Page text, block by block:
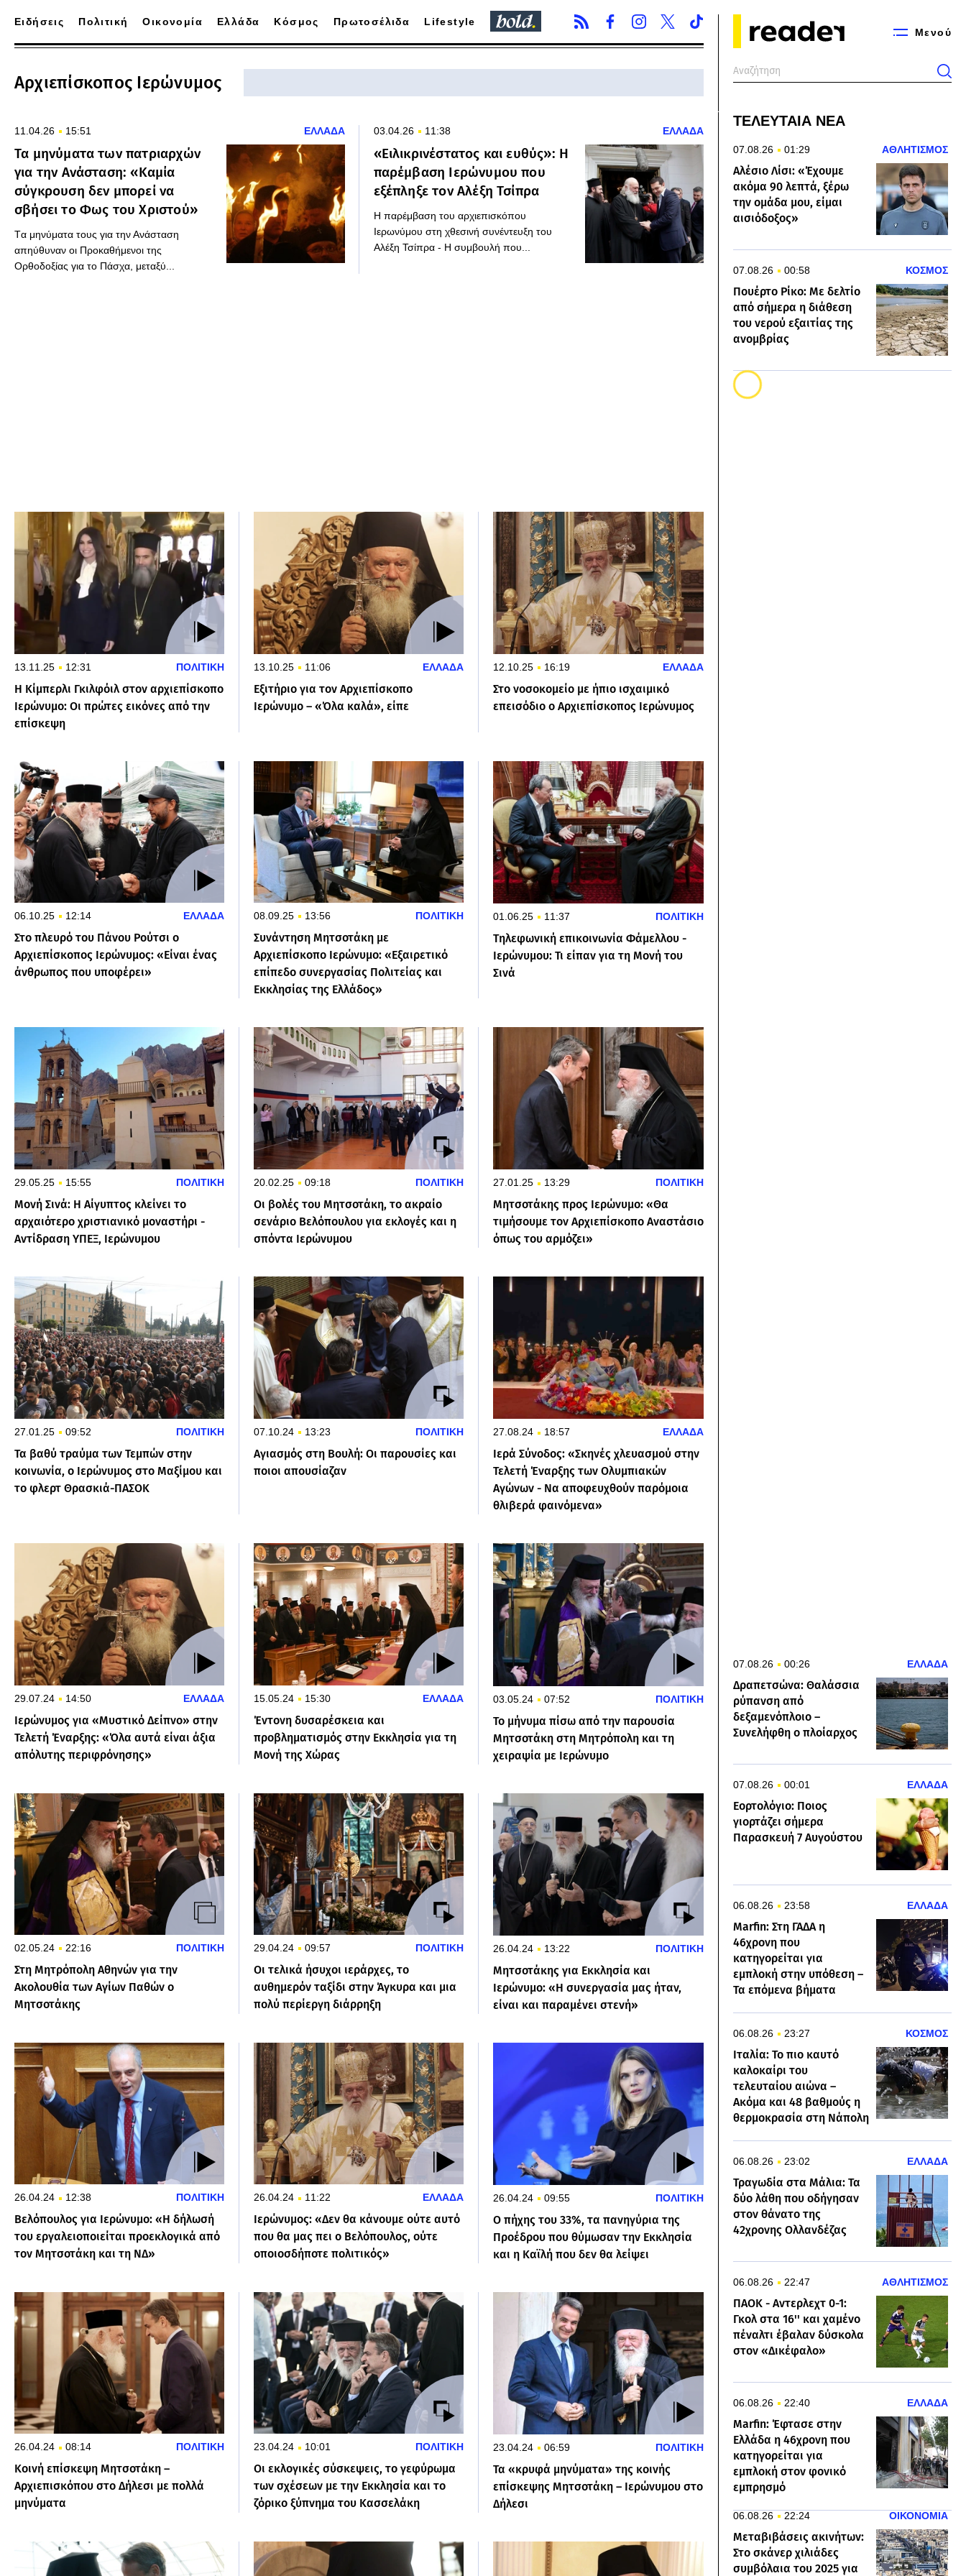
Μενού
Ειδήσεις Πολιτική Οικονομία Ελλάδα Κόσμος Πρωτοσέλιδα Lifestyle
Αρχιεπίσκοπος Ιερώνυμος
11.04.26 15:51 ΕΛΛΑΔΑ
Τα μηνύματα των πατριαρχών
για την Ανάσταση: «Καμία
σύγκρουση δεν μπορεί να
σβήσει το Φως του Χριστού»
Tα μηνύματα τους για την Ανάσταση
απηύθυναν οι Προκαθήμενοι της
Ορθοδοξίας για το Πάσχα, μεταξύ...
03.04.26 11:38 ΕΛΛΑΔΑ
«Ειλικρινέστατος και ευθύς»: Η
παρέμβαση Ιερώνυμου που
εξέπληξε τον Αλέξη Τσίπρα
Η παρέμβαση του αρχιεπισκόπου
Ιερωνύμου στη χθεσινή συνέντευξη του
Αλέξη Τσίπρα - Η συμβουλή που...
13.11.25 12:31 ΠΟΛΙΤΙΚΗ
Η Κίμπερλι Γκιλφόιλ στον αρχιεπίσκοπο
Ιερώνυμο: Οι πρώτες εικόνες από την
επίσκεψη
13.10.25 11:06 ΕΛΛΑΔΑ
Εξιτήριο για τον Αρχιεπίσκοπο
Ιερώνυμο – «Όλα καλά», είπε
12.10.25 16:19 ΕΛΛΑΔΑ
Στο νοσοκομείο με ήπιο ισχαιμικό
επεισόδιο ο Αρχιεπίσκοπος Ιερώνυμος
06.10.25 12:14 ΕΛΛΑΔΑ
Στο πλευρό του Πάνου Ρούτσι ο
Αρχιεπίσκοπος Ιερώνυμος: «Είναι ένας
άνθρωπος που υποφέρει»
08.09.25 13:56 ΠΟΛΙΤΙΚΗ
Συνάντηση Μητσοτάκη με
Αρχιεπίσκοπο Ιερώνυμο: «Εξαιρετικό
επίπεδο συνεργασίας Πολιτείας και
Εκκλησίας της Ελλάδος»
01.06.25 11:37 ΠΟΛΙΤΙΚΗ
Τηλεφωνική επικοινωνία Φάμελλου -
Ιερώνυμου: Τι είπαν για τη Μονή του
Σινά
29.05.25 15:55 ΠΟΛΙΤΙΚΗ
Μονή Σινά: Η Αίγυπτος κλείνει το
αρχαιότερο χριστιανικό μοναστήρι -
Αντίδραση ΥΠΕΞ, Ιερώνυμου
20.02.25 09:18 ΠΟΛΙΤΙΚΗ
Οι βολές του Μητσοτάκη, το ακραίο
σενάριο Βελόπουλου για εκλογές και η
σπόντα Ιερώνυμου
27.01.25 13:29 ΠΟΛΙΤΙΚΗ
Μητσοτάκης προς Ιερώνυμο: «Θα
τιμήσουμε τον Αρχιεπίσκοπο Αναστάσιο
όπως του αρμόζει»
27.01.25 09:52 ΠΟΛΙΤΙΚΗ
Τα βαθύ τραύμα των Τεμπών στην
κοινωνία, ο Ιερώνυμος στο Μαξίμου και
το φλερτ Θρασκιά-ΠΑΣΟΚ
07.10.24 13:23 ΠΟΛΙΤΙΚΗ
Αγιασμός στη Βουλή: Οι παρουσίες και
ποιοι απουσίαζαν
27.08.24 18:57 ΕΛΛΑΔΑ
Ιερά Σύνοδος: «Σκηνές χλευασμού στην
Τελετή Έναρξης των Ολυμπιακών
Αγώνων - Να αποφευχθούν παρόμοια
θλιβερά φαινόμενα»
29.07.24 14:50 ΕΛΛΑΔΑ
Ιερώνυμος για «Μυστικό Δείπνο» στην
Τελετή Έναρξης: «Όλα αυτά είναι άξια
απόλυτης περιφρόνησης»
15.05.24 15:30 ΕΛΛΑΔΑ
Έντονη δυσαρέσκεια και
προβληματισμός στην Εκκλησία για τη
Μονή της Χώρας
03.05.24 07:52 ΠΟΛΙΤΙΚΗ
Το μήνυμα πίσω από την παρουσία
Μητσοτάκη στη Μητρόπολη και τη
χειραψία με Ιερώνυμο
02.05.24 22:16 ΠΟΛΙΤΙΚΗ
Στη Μητρόπολη Αθηνών για την
Ακολουθία των Αγίων Παθών ο
Μητσοτάκης
29.04.24 09:57 ΠΟΛΙΤΙΚΗ
Οι τελικά ήσυχοι ιεράρχες, το
αυθημερόν ταξίδι στην Άγκυρα και μια
πολύ περίεργη διάρρηξη
26.04.24 13:22 ΠΟΛΙΤΙΚΗ
Μητσοτάκης για Εκκλησία και
Ιερώνυμο: «Η συνεργασία μας ήταν,
είναι και παραμένει στενή»
26.04.24 12:38 ΠΟΛΙΤΙΚΗ
Βελόπουλος για Ιερώνυμο: «Η δήλωσή
του εργαλειοποιείται προεκλογικά από
τον Μητσοτάκη και τη ΝΔ»
26.04.24 11:22 ΕΛΛΑΔΑ
Ιερώνυμος: «Δεν θα κάνουμε ούτε αυτό
που θα μας πει ο Βελόπουλος, ούτε
οποιοσδήποτε πολιτικός»
26.04.24 09:55 ΠΟΛΙΤΙΚΗ
Ο πήχης του 33%, τα πανηγύρια της
Προέδρου που θύμωσαν την Εκκλησία
και η Καϊλή που δεν θα λείψει
26.04.24 08:14 ΠΟΛΙΤΙΚΗ
Κοινή επίσκεψη Μητσοτάκη –
Αρχιεπισκόπου στο Δήλεσι με πολλά
μηνύματα
23.04.24 10:01 ΠΟΛΙΤΙΚΗ
Οι εκλογικές σύσκεψεις, το γεφύρωμα
των σχέσεων με την Εκκλησία και το
ζόρικο ξύπνημα του Κασσελάκη
23.04.24 06:59 ΠΟΛΙΤΙΚΗ
Τα «κρυφά μηνύματα» της κοινής
επίσκεψης Μητσοτάκη – Ιερώνυμου στο
Δήλεσι
ΤΕΛΕΥΤΑΙΑ ΝΕΑ
07.08.26 01:29 ΑΘΛΗΤΙΣΜΟΣ
Αλέσιο Λίσι: «Έχουμε
ακόμα 90 λεπτά, ξέρω
την ομάδα μου, είμαι
αισιόδοξος»
07.08.26 00:58 ΚΟΣΜΟΣ
Πουέρτο Ρίκο: Με δελτίο
από σήμερα η διάθεση
του νερού εξαιτίας της
ανομβρίας
07.08.26 00:26 ΕΛΛΑΔΑ
Δραπετσώνα: Θαλάσσια
ρύπανση από
δεξαμενόπλοιο –
Συνελήφθη ο πλοίαρχος
07.08.26 00:01 ΕΛΛΑΔΑ
Εορτολόγιο: Ποιος
γιορτάζει σήμερα
Παρασκευή 7 Αυγούστου
06.08.26 23:58 ΕΛΛΑΔΑ
Marfin: Στη ΓΑΔΑ η
46χρονη που
κατηγορείται για
εμπλοκή στην υπόθεση –
Τα επόμενα βήματα
06.08.26 23:27 ΚΟΣΜΟΣ
Ιταλία: Το πιο καυτό
καλοκαίρι του
τελευταίου αιώνα –
Ακόμα και 48 βαθμούς η
θερμοκρασία στη Νάπολη
06.08.26 23:02 ΕΛΛΑΔΑ
Τραγωδία στα Μάλια: Τα
δύο λάθη που οδήγησαν
στον θάνατο της
42χρονης Ολλανδέζας
06.08.26 22:47 ΑΘΛΗΤΙΣΜΟΣ
ΠΑΟΚ - Αντερλεχτ 0-1:
Γκολ στα 16'' και χαμένο
πέναλτι έβαλαν δύσκολα
στον «Δικέφαλο»
06.08.26 22:40 ΕΛΛΑΔΑ
Marfin: Έφτασε στην
Ελλάδα η 46χρονη που
κατηγορείται για
εμπλοκή στον φονικό
εμπρησμό
06.08.26 22:24 ΟΙΚΟΝΟΜΙΑ
Μεταβιβάσεις ακινήτων:
Στο σκάνερ χιλιάδες
συμβόλαια του 2025 για